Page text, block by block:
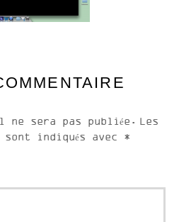
ne sera pas publiée. Les
indiqués avec *